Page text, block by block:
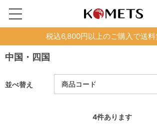
税込6,800円以上のご購入で送料
中国・四国
並べ替え
4件あります